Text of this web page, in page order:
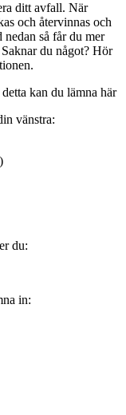
ditt avfall. När
och återvinnas och
så får du mer
du något? Hör
kan du lämna här
vänstra:
du:
in: